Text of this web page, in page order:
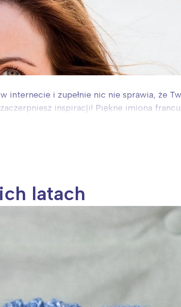
internecie i zupełnie nic nie sprawia, że
inspiracji! Piękne imiona
latach